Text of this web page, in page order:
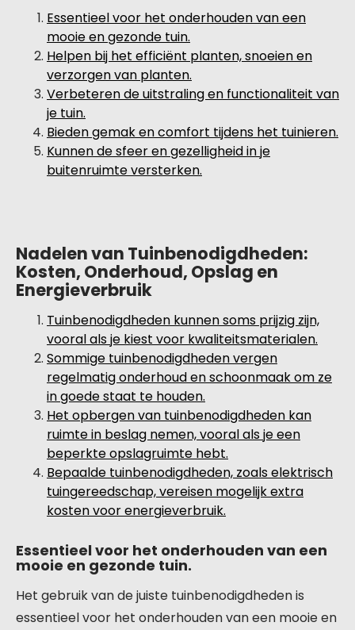
Essentieel voor het onderhouden van een
mooie en gezonde tuin.
Helpen bij het efficiënt planten, snoeien en
verzorgen van planten.
Verbeteren de uitstraling en functionaliteit van
je tuin.
Bieden gemak en comfort tijdens het tuinieren.
Kunnen de sfeer en gezelligheid in je
buitenruimte versterken.
Nadelen van Tuinbenodigdheden:
Kosten, Onderhoud, Opslag en
Energieverbruik
Tuinbenodigdheden kunnen soms prijzig zijn,
vooral als je kiest voor kwaliteitsmaterialen.
Sommige tuinbenodigdheden vergen
regelmatig onderhoud en schoonmaak om ze
in goede staat te houden.
Het opbergen van tuinbenodigdheden kan
ruimte in beslag nemen, vooral als je een
beperkte opslagruimte hebt.
Bepaalde tuinbenodigdheden, zoals elektrisch
tuingereedschap, vereisen mogelijk extra
kosten voor energieverbruik.
Essentieel voor het onderhouden van een
mooie en gezonde tuin.
Het gebruik van de juiste tuinbenodigdheden is
essentieel voor het onderhouden van een mooie en